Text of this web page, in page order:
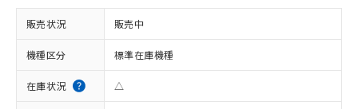
販売状況 販売中
機種区分 標準在庫機種
在庫状況 △